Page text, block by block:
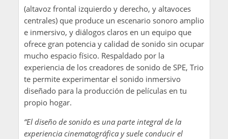
(altavoz frontal izquierdo y derecho, y altavoces
centrales) que produce un escenario sonoro amplio
e inmersivo, y diálogos claros en un equipo que
ofrece gran potencia y calidad de sonido sin ocupar
mucho espacio físico. Respaldado por la
experiencia de los creadores de sonido de SPE, Trio
te permite experimentar el sonido inmersivo
diseñado para la producción de películas en tu
propio hogar.
“El diseño de sonido es una parte integral de la
experiencia cinematográfica y suele conducir el